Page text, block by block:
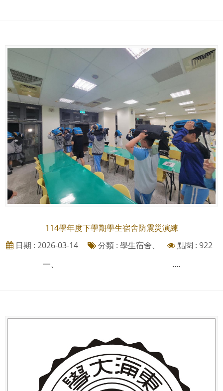
114學年度下學期學生宿舍防震災演練
日期 : 2026-03-14
分類 : 學生宿舍、
點閱 : 922
一、 ....